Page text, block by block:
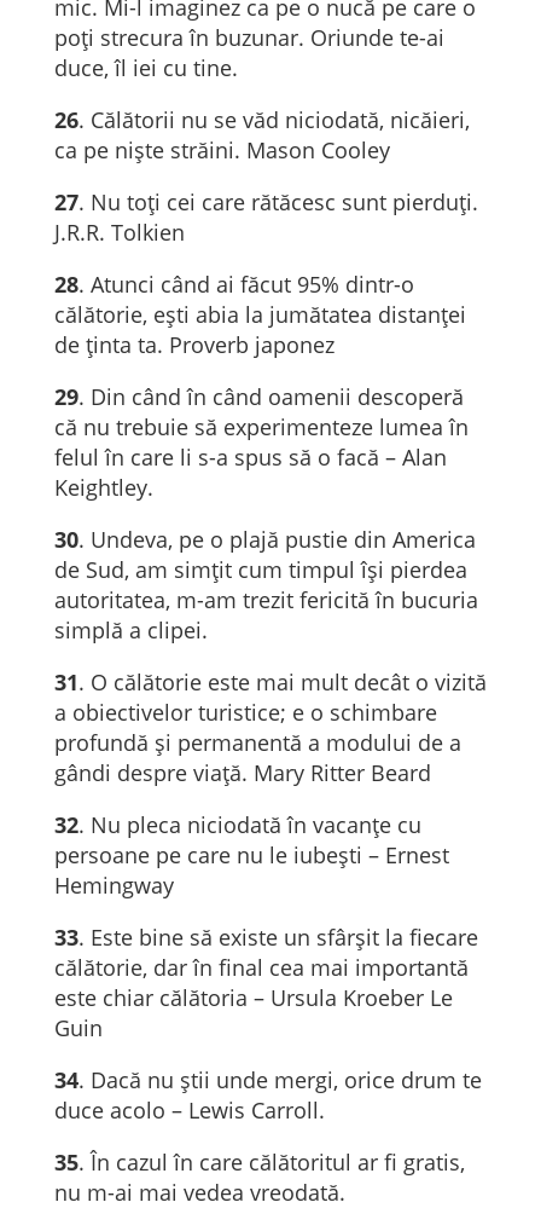
mic. Mi-l imaginez ca pe o nucă pe care o
poţi strecura în buzunar. Oriunde te-ai
duce, îl iei cu tine.
26. Călătorii nu se văd niciodată, nicăieri,
ca pe niște străini. Mason Cooley
27. Nu toți cei care rătăcesc sunt pierduți.
J.R.R. Tolkien
28. Atunci când ai făcut 95% dintr-o
călătorie, ești abia la jumătatea distanței
de ținta ta. Proverb japonez
29. Din când în când oamenii descoperă
că nu trebuie să experimenteze lumea în
felul în care li s-a spus să o facă – Alan
Keightley.
30. Undeva, pe o plajă pustie din America
de Sud, am simţit cum timpul îşi pierdea
autoritatea, m-am trezit fericită în bucuria
simplă a clipei.
31. O călătorie este mai mult decât o vizită
a obiectivelor turistice; e o schimbare
profundă și permanentă a modului de a
gândi despre viață. Mary Ritter Beard
32. Nu pleca niciodată în vacanțe cu
persoane pe care nu le iubești – Ernest
Hemingway
33. Este bine să existe un sfârșit la fiecare
călătorie, dar în final cea mai importantă
este chiar călătoria – Ursula Kroeber Le
Guin
34. Dacă nu știi unde mergi, orice drum te
duce acolo – Lewis Carroll.
35. În cazul în care călătoritul ar fi gratis,
nu m-ai mai vedea vreodată.